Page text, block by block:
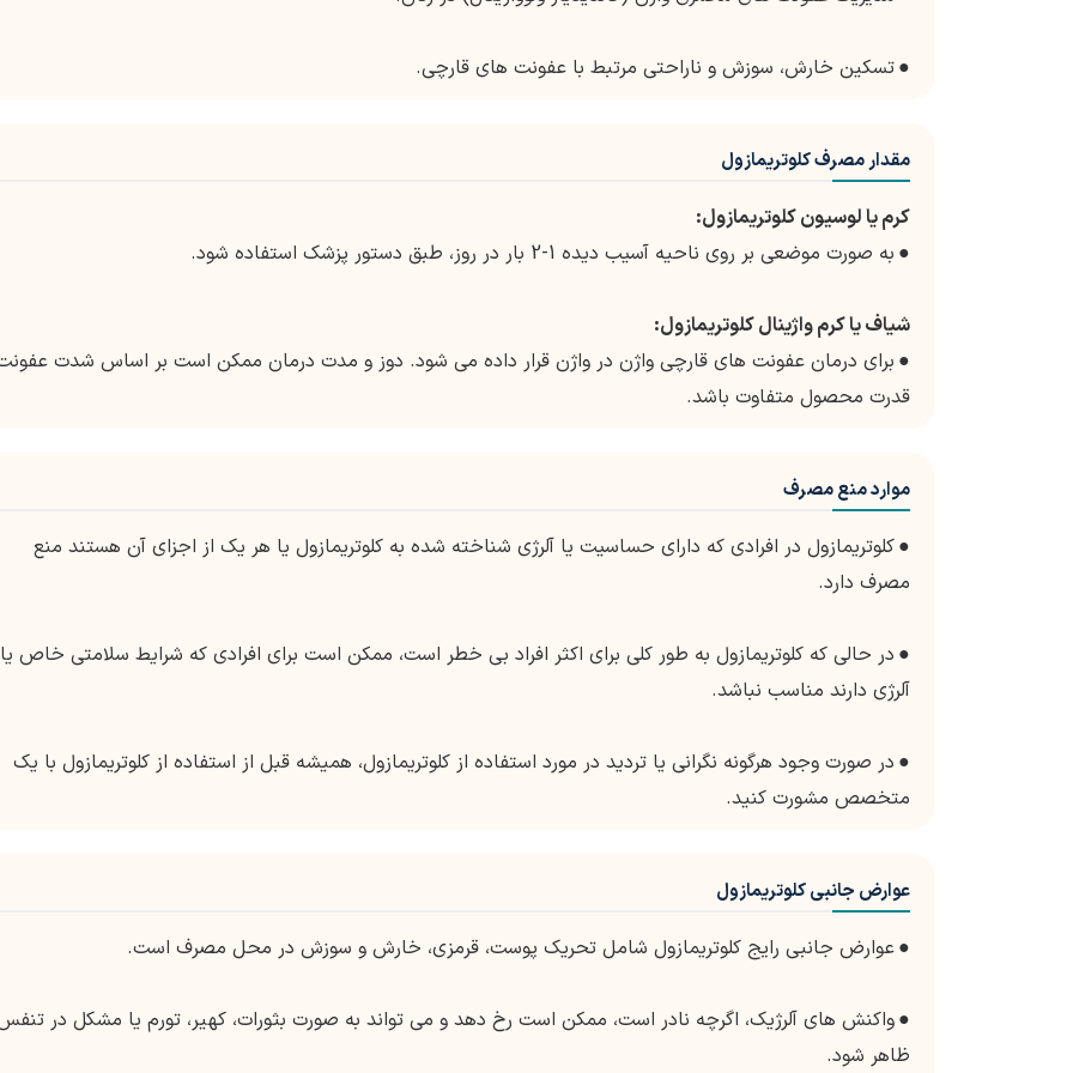
●تسکین خارش، سوزش و ناراحتی مرتبط با عفونت های قارچی.
مقدار مصرف کلوتریمازول
کرم یا لوسیون کلوتریمازول:
● به صورت موضعی بر روی ناحیه آسیب دیده 1-2 بار در روز، طبق دستور پزشک استفاده شود.
شیاف یا کرم واژینال کلوتریمازول:
● برای درمان عفونت های قارچی واژن در واژن قرار داده می شود. دوز و مدت درمان ممکن است بر اساس شدت
قدرت محصول متفاوت باشد.
موارد منع مصرف
●کلوتریمازول در افرادی که دارای حساسیت یا آلرژی شناخته شده به کلوتریمازول یا هر یک از اجزای آن هستند منع
مصرف دارد.
● در حالی که کلوتریمازول به طور کلی برای اکثر افراد بی خطر است، ممکن است برای افرادی که شرایط سلامتی خاص یا
آلرژی دارند مناسب نباشد.
● در صورت وجود هرگونه نگرانی یا تردید در مورد استفاده از کلوتریمازول، همیشه قبل از استفاده از کلوتریمازول با یک
متخصص مشورت کنید.
عوارض جانبی کلوتریمازول
●عوارض جانبی رایج کلوتریمازول شامل تحریک پوست، قرمزی، خارش و سوزش در محل مصرف است.
●واکنش های آلرژیک، اگرچه نادر است، ممکن است رخ دهد و می تواند به صورت بثورات، کهیر، تورم یا مشکل در
ظاهر شود.